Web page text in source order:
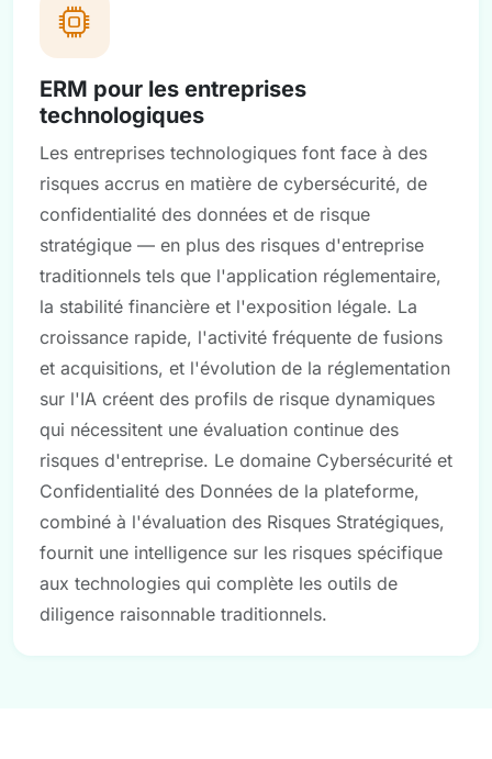
ERM pour les entreprises
technologiques
Les entreprises technologiques font face à des
risques accrus en matière de cybersécurité, de
confidentialité des données et de risque
stratégique — en plus des risques d'entreprise
traditionnels tels que l'application réglementaire,
la stabilité financière et l'exposition légale. La
croissance rapide, l'activité fréquente de fusions
et acquisitions, et l'évolution de la réglementation
sur l'IA créent des profils de risque dynamiques
qui nécessitent une évaluation continue des
risques d'entreprise. Le domaine Cybersécurité et
Confidentialité des Données de la plateforme,
combiné à l'évaluation des Risques Stratégiques,
fournit une intelligence sur les risques spécifique
aux technologies qui complète les outils de
diligence raisonnable traditionnels.